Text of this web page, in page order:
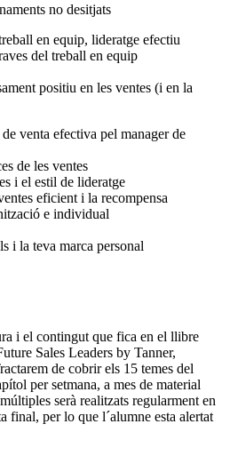
no desitjats
en equip, lideratge efectiu
del treball en equip
positiu en les ventes (i en la
venta efectiva pel manager de
de les ventes
i el estil de lideratge
eficient i la recompensa
e individual
i la teva marca personal
i el contingut que fica en el llibre
Sales Leaders by Tanner,
de cobrir els 15 temes del
per setmana, a mes de material
serà realitzats regularment en
final, per lo que l´alumne esta alertat